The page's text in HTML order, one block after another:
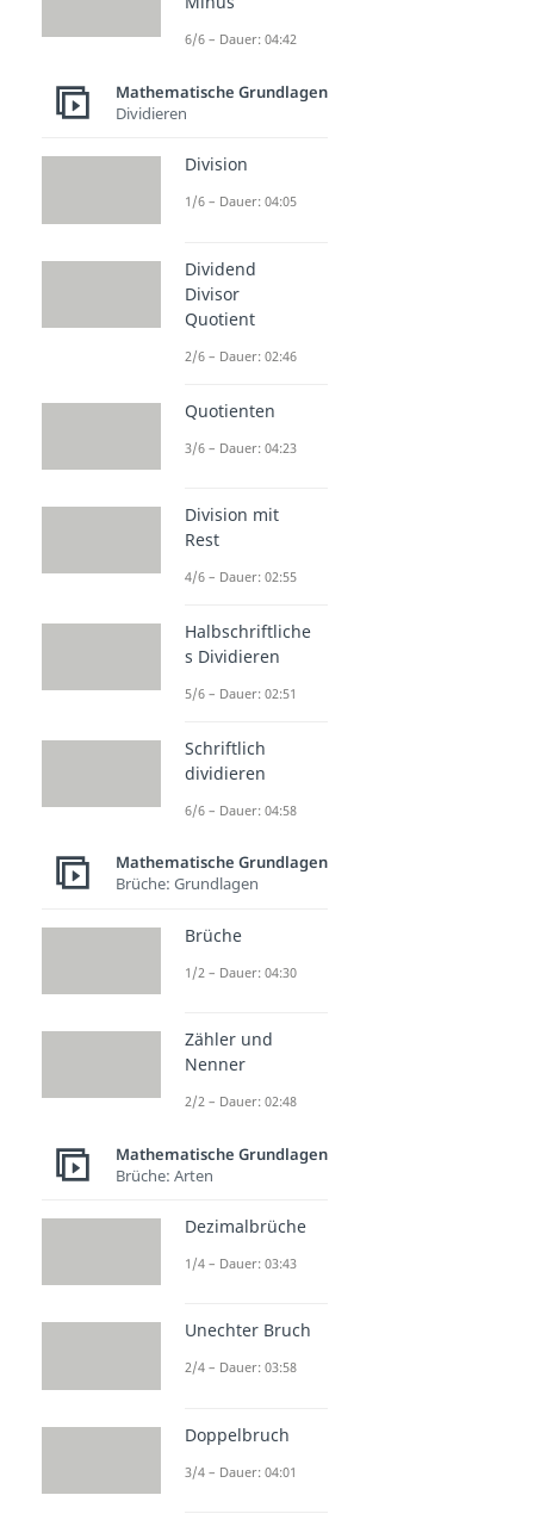
6/6 – Dauer: 04:42
Mathematische Grundlagen
Dividieren
Division
1/6 – Dauer: 04:05
Dividend
Divisor
Quotient
2/6 – Dauer: 02:46
Quotienten
3/6 – Dauer: 04:23
Division mit
Rest
4/6 – Dauer: 02:55
Halbschriftliche
s Dividieren
5/6 – Dauer: 02:51
Schriftlich
dividieren
6/6 – Dauer: 04:58
Mathematische Grundlagen
Brüche: Grundlagen
Brüche
1/2 – Dauer: 04:30
Zähler und
Nenner
2/2 – Dauer: 02:48
Mathematische Grundlagen
Brüche: Arten
Dezimalbrüche
1/4 – Dauer: 03:43
Unechter Bruch
2/4 – Dauer: 03:58
Doppelbruch
3/4 – Dauer: 04:01